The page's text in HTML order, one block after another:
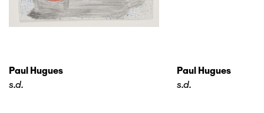
Paul Hugues
s.d.
Paul Hugues
s.d.